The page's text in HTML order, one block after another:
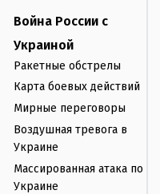
Война России с
Украиной
Ракетные обстрелы
Карта боевых действий
Мирные переговоры
Воздушная тревога в
Украине
Массированная атака по
Украине